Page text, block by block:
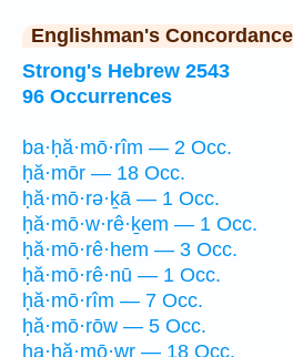
Englishman's Concordance
Strong's Hebrew 2543
96 Occurrences
ba·ḥă·mō·rîm — 2 Occ.
ḥă·mōr — 18 Occ.
ḥă·mō·rə·ḵā — 1 Occ.
ḥă·mō·w·rê·ḵem — 1 Occ.
ḥă·mō·rê·hem — 3 Occ.
ḥă·mō·rê·nū — 1 Occ.
ḥă·mō·rîm — 7 Occ.
ḥă·mō·rōw — 5 Occ.
ha·ḥă·mō·wr — 18 Occ.